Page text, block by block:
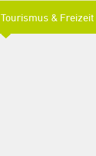
Tourismus & Freizeit